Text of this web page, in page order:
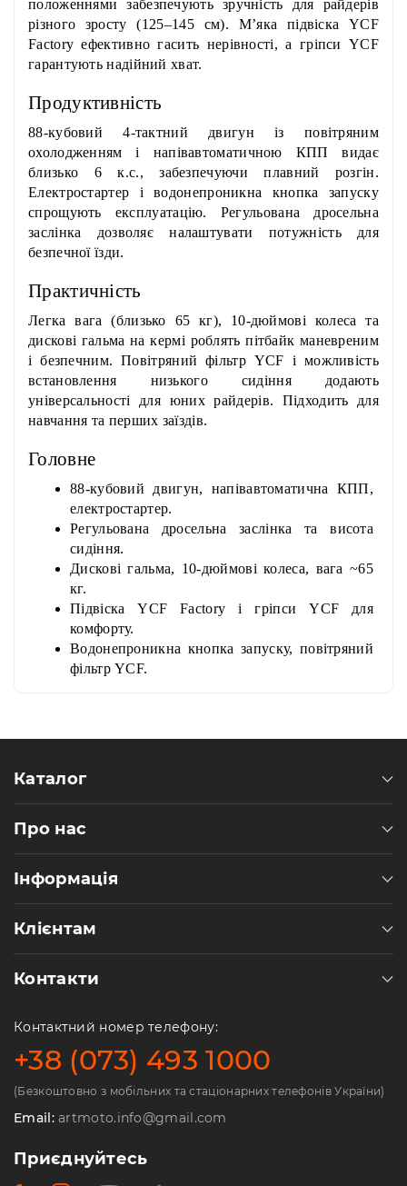
положеннями забезпечують зручність для райдерів
різного зросту (125–145 см). М’яка підвіска YCF
Factory ефективно гасить нерівності, а гріпси YCF
гарантують надійний хват.
Продуктивність
88-кубовий 4-тактний двигун із повітряним
охолодженням і напівавтоматичною КПП видає
близько 6 к.с., забезпечуючи плавний розгін.
Електростартер і водонепроникна кнопка запуску
спрощують експлуатацію. Регульована дросельна
заслінка дозволяє налаштувати потужність для
безпечної їзди.
Практичність
Легка вага (близько 65 кг), 10-дюймові колеса та
дискові гальма на кермі роблять пітбайк маневреним
і безпечним. Повітряний фільтр YCF і можливість
встановлення низького сидіння додають
універсальності для юних райдерів. Підходить для
навчання та перших заїздів.
Головне
88-кубовий двигун, напівавтоматична КПП,
електростартер.
Регульована дросельна заслінка та висота
сидіння.
Дискові гальма, 10-дюймові колеса, вага ~65
кг.
Підвіска YCF Factory і гріпси YCF для
комфорту.
Водонепроникна кнопка запуску, повітряний
фільтр YCF.
Каталог
Про нас
Інформація
Клієнтам
Контакти
Контактний номер телефону:
+38 (073) 493 1000
(Безкоштовно з мобільних та стаціонарних телефонів України)
Email:artmoto.info@gmail.com
Приєднуйтесь